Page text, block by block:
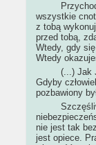
Przychodzę
wszystkie
z tobą
przed tobą,
Wtedy, gdy
Wtedy
(...) Jak Ja
Gdyby
pozbawiony
Szczęśliwy
nie jest tak
jest opiece.